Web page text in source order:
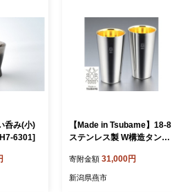
呑み(小)
6301]
【Made in Tsubame】18-8
ステンレス製 W構造タンブ
ット FCSF031006
寄附金額 31,000円
新潟県燕市